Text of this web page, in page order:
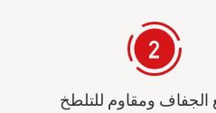
ومقاوم للتلطخ